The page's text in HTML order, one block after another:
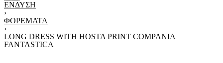
ΈΝΔΥΣΗ
›
ΦΟΡΈΜΑΤΑ
›
LONG DRESS WITH HOSTA PRINT COMPANIA
FANTASTICA